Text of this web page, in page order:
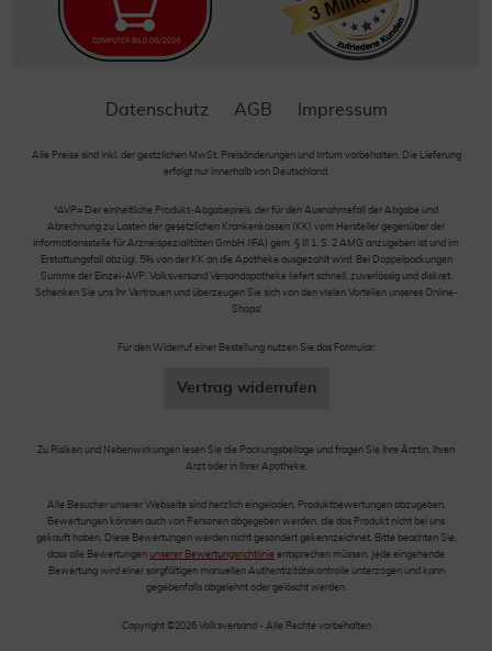
Datenschutz AGB Impressum
Alle Preise sind inkl. der gestzlichen MwSt. Preisänderungen und Irrtum vorbehalten. Die Lieferung
erfolgt nur innerhalb von Deutschland.
*AVP= Der einheitliche Produkt-Abgabepreis, der für den Ausnahmefall der Abgabe und
Abrechnung zu Lasten der gesetzlichen Krankenkassen (KK) vom Hersteller gegenüber der
Informationsstelle für Arzneispezialitäten GmbH (IFA) gem. § III 1, S. 2 AMG anzugeben ist und im
Erstattungsfall abzügl. 5% von der KK an die Apotheke ausgezahlt wird. Bei Doppelpackungen
Summe der Einzel-AVP. Volksversand Versandapotheke liefert schnell, zuverlässig und diskret.
Schenken Sie uns Ihr Vertrauen und überzeugen Sie sich von den vielen Vorteilen unseres Online-
Shops!
Für den Widerruf einer Bestellung nutzen Sie das Formular:
Vertrag widerrufen
Zu Risiken und Nebenwirkungen lesen Sie die Packungsbeilage und fragen Sie Ihre Ärztin, Ihren
Arzt oder in Ihrer Apotheke.
Alle Besucher unserer Webseite sind herzlich eingeladen, Produktbewertungen abzugeben.
Bewertungen können auch von Personen abgegeben werden, die das Produkt nicht bei uns
gekauft haben. Diese Bewertungen werden nicht gesondert gekennzeichnet. Bitte beachten Sie,
dass alle Bewertungen unserer Bewertungsrichtlinie entsprechen müssen. Jede eingehende
Bewertung wird einer sorgfältigen manuellen Authentizitätskontrolle unterzogen und kann
gegebenfalls abgelehnt oder gelöscht werden.
Copyright ©2026 Volksversand - Alle Rechte vorbehalten